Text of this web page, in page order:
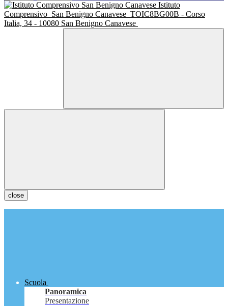
Istituto
Comprensivo San Benigno Canavese TOIC8BG00B - Corso
Italia, 34 - 10080 San Benigno Canavese
close
Scuola
Panoramica
Presentazione